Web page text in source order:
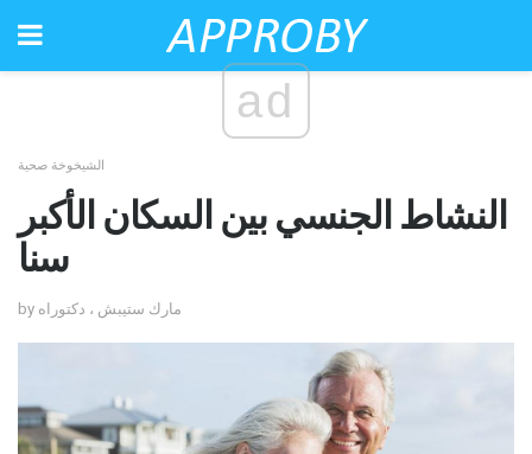
ad
الشيخوخة صحية
النشاط الجنسي بين السكان الأكبر
سنا
by مارك ستيبش ، دكتوراه